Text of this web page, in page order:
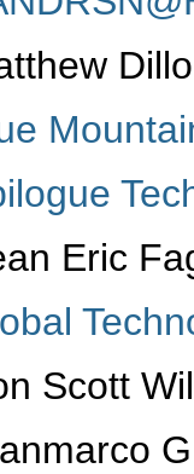
Eric
Scott